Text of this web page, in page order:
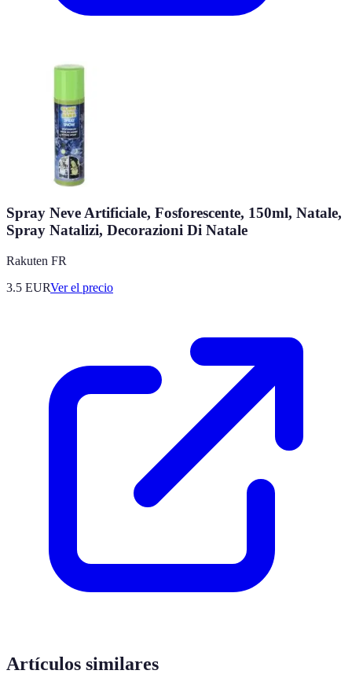
Spray Neve Artificiale, Fosforescente, 150ml, Natale,
Spray Natalizi, Decorazioni Di Natale
Rakuten FR
3.5 EURVer el precio
Artículos similares